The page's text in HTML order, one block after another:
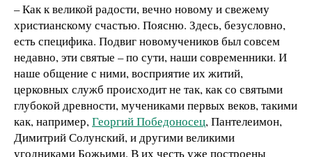
– Как к великой радости, вечно новому и свежему
христианскому счастью. Поясню. Здесь, безусловно,
есть специфика. Подвиг новомучеников был совсем
недавно, эти святые – по сути, наши современники. И
наше общение с ними, восприятие их житий,
церковных служб происходит не так, как со святыми
глубокой древности, мучениками первых веков, такими
как, например,Георгий Победоносец, Пантелеимон,
Димитрий Солунский, и другими великими
угодниками Божьими. В их честь уже построены